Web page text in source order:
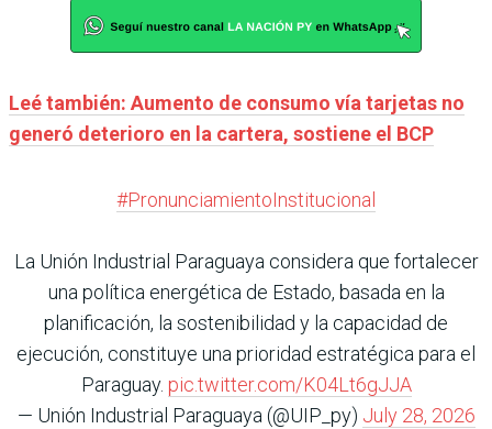
Leé también: Aumento de consumo vía tarjetas no
generó deterioro en la cartera, sostiene el BCP
#PronunciamientoInstitucional
La Unión Industrial Paraguaya considera que fortalecer
una política energética de Estado, basada en la
planificación, la sostenibilidad y la capacidad de
ejecución, constituye una prioridad estratégica para el
Paraguay. pic.twitter.com/K04Lt6gJJA
— Unión Industrial Paraguaya (@UIP_py) July 28, 2026